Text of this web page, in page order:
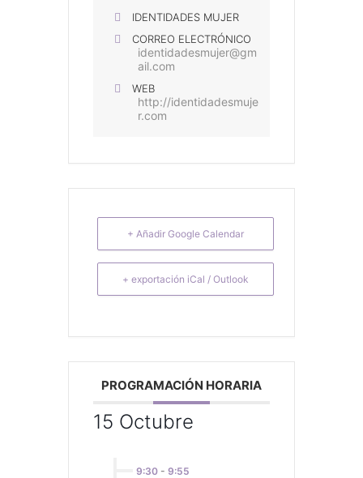
IDENTIDADES MUJER
CORREO ELECTRÓNICO
identidadesmujer@gm
ail.com
WEB
http://identidadesmuje
r.com
+ Añadir Google Calendar
+ exportación iCal / Outlook
PROGRAMACIÓN HORARIA
15 Octubre
9:30 - 9:55